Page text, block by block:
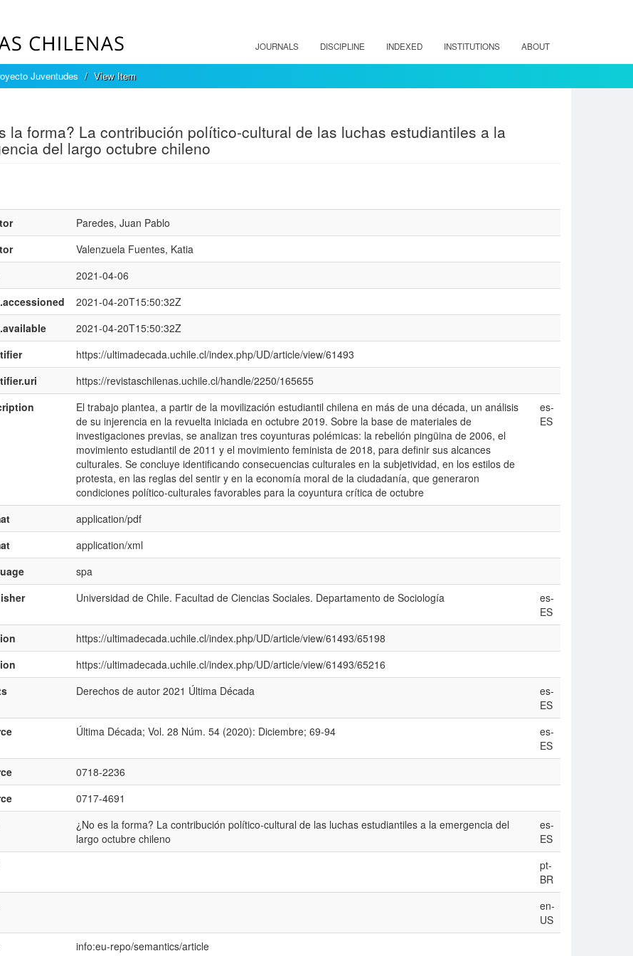
JOURNALS DISCIPLINE INDEXED INSTITUTIONS ABOUT
Juventudes View Item
la forma? La contribución político-cultural de las luchas estudiantiles a la
del largo octubre chileno
Paredes, Juan Pablo
Valenzuela Fuentes, Katia
2021-04-06
2021-04-20T15:50:32Z
2021-04-20T15:50:32Z
https://ultimadecada.uchile.cl/index.php/UD/article/view/61493
https://revistaschilenas.uchile.cl/handle/2250/165655
El trabajo plantea, a partir de la movilización estudiantil chilena en más de una década, un análisis
de su injerencia en la revuelta iniciada en octubre 2019. Sobre la base de materiales de
investigaciones previas, se analizan tres coyunturas polémicas: la rebelión pingüina de 2006, el
movimiento estudiantil de 2011 y el movimiento feminista de 2018, para definir sus alcances
culturales. Se concluye identificando consecuencias culturales en la subjetividad, en los estilos de
protesta, en las reglas del sentir y en la economía moral de la ciudadanía, que generaron
condiciones político-culturales favorables para la coyuntura crítica de octubre
es-
ES
application/pdf
application/xml
spa
Universidad de Chile. Facultad de Ciencias Sociales. Departamento de Sociología
es-
ES
https://ultimadecada.uchile.cl/index.php/UD/article/view/61493/65198
https://ultimadecada.uchile.cl/index.php/UD/article/view/61493/65216
Derechos de autor 2021 Última Década
es-
ES
Última Década; Vol. 28 Núm. 54 (2020): Diciembre; 69-94
es-
ES
0718-2236
0717-4691
¿No es la forma? La contribución político-cultural de las luchas estudiantiles a la emergencia del
largo octubre chileno
es-
ES
pt-
BR
en-
US
info:eu-repo/semantics/article